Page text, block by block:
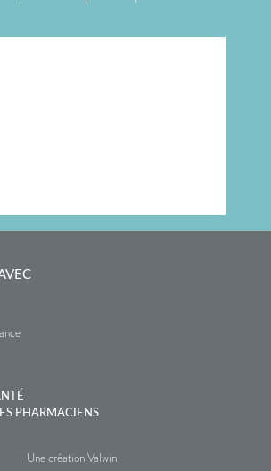
PHARMACIENS
Une création Valwin